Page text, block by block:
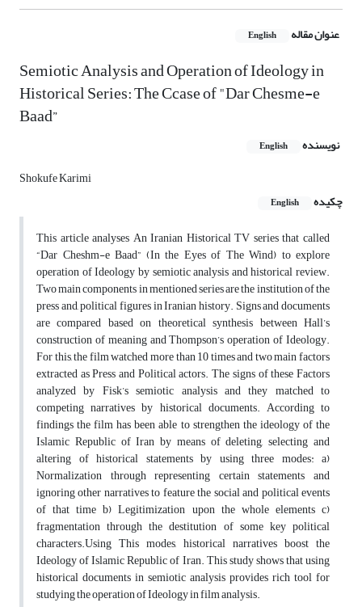
عنوان مقاله English
Semiotic Analysis and Operation of Ideology in
Historical Series: The Ccase of "Dar Chesme-e
Baad”
نویسنده English
Shokufe Karimi
چکیده
English
This article analyses An Iranian Historical TV series that called
“Dar Cheshm-e Baad” (In the Eyes of The Wind) to explore
operation of Ideology by semiotic analysis and historical review.
Two main components in mentioned series are the institution of the
press and, political figures in Iranian history. Signs and documents
are compared based on theoretical synthesis between Hall’s
construction of meaning and Thompson’s operation of Ideology.
For this, the film watched more than 10 times and two main factors
extracted as Press and Political actors. The signs of these Factors
analyzed by Fisk’s semiotic analysis and they matched to
competing narratives by historical documents. According to
findings the film has been able to strengthen the ideology of the
Islamic Republic of Iran by means of deleting, selecting and
altering of historical statements by using three modes: a)
Normalization through representing certain statements and
ignoring other narratives to feature the social and political events
of that time b) Legitimization upon the whole elements c)
fragmentation through the destitution of some key political
characters.Using This modes, historical narratives boost the
Ideology of Islamic Republic of Iran. This study shows that using
historical documents in semiotic analysis provides rich tool for
studying the operation of Ideology in film analysis.